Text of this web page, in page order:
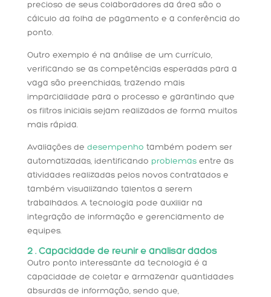
precioso de seus colaboradores da área são o
cálculo da folha de pagamento e a conferência do
ponto.
Outro exemplo é na análise de um currículo,
verificando se as competências esperadas para a
vaga são preenchidas, trazendo mais
imparcialidade para o processo e garantindo que
os filtros iniciais sejam realizados de forma muitos
mais rápida.
Avaliações de desempenho também podem ser
automatizadas, identificando problemasentre as
atividades realizadas pelos novos contratados e
também visualizando talentos a serem
trabalhados. A tecnologia pode auxiliar na
integração de informação e gerenciamento de
equipes.
2 . Capacidade de reunir e analisar dados
Outro ponto interessante da tecnologia é a
capacidade de coletar e armazenar quantidades
absurdas de informação, sendo que,